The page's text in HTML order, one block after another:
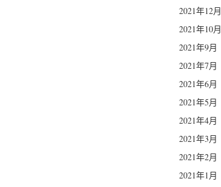
2021年12月
2021年10月
2021年9月
2021年7月
2021年6月
2021年5月
2021年4月
2021年3月
2021年2月
2021年1月